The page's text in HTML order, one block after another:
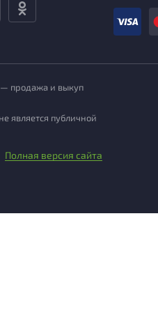
продажа и выкуп
является публичной
Полная версия сайта